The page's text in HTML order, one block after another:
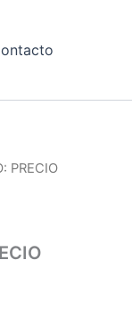
PRECIO